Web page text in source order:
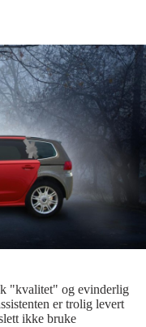
"kvalitet" og evinderlig
er trolig levert
ikke bruke